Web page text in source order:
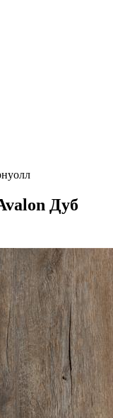
Дуб